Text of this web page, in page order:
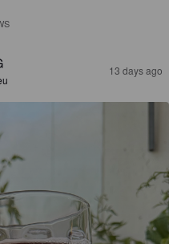
13 days ago